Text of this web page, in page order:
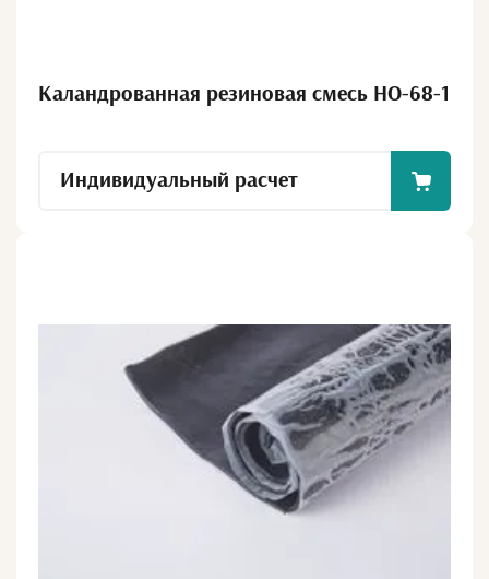
Каландрованная резиновая смесь НО-68-1
Индивидуальный расчет